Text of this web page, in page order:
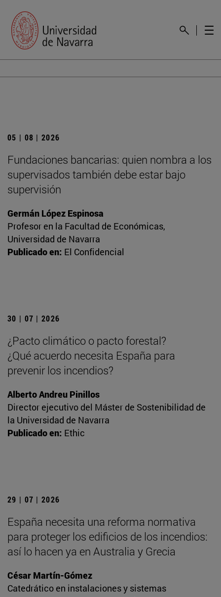
05 | 08 | 2026
Fundaciones bancarias: quien nombra a los
supervisados también debe estar bajo
supervisión
Germán López Espinosa
Profesor en la Facultad de Económicas,
Universidad de Navarra
Publicado en: El Confidencial
30 | 07 | 2026
¿Pacto climático o pacto forestal?
¿Qué acuerdo necesita España para
prevenir los incendios?
Alberto Andreu Pinillos
Director ejecutivo del Máster de Sostenibilidad de
la Universidad de Navarra
Publicado en: Ethic
29 | 07 | 2026
España necesita una reforma normativa
para proteger los edificios de los incendios:
así lo hacen ya en Australia y Grecia
César Martín-Gómez
Catedrático en instalaciones y sistemas